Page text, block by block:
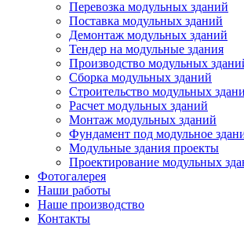
Перевозка модульных зданий
Поставка модульных зданий
Демонтаж модульных зданий
Тендер на модульные здания
Производство модульных
Сборка модульных зданий
Строительство модульных
Расчет модульных зданий
Монтаж модульных зданий
Фундамент под модульное
Модульные здания проекты
Проектирование модульных
Фотогалерея
Наши работы
Наше производство
Контакты